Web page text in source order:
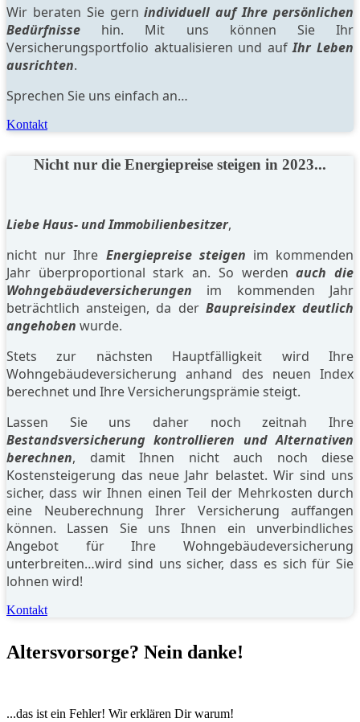
Wir beraten Sie gernindividuell auf Ihre persönlichen
Bedürfnisse hin. Mit uns können Sie Ihr
Versicherungsportfolio aktualisieren und aufIhr Leben
ausrichten.
Sprechen Sie uns einfach an…
Kontakt
Nicht nur die Energiepreise steigen in 2023...
Liebe Haus- und Immobilienbesitzer,
nicht nur Ihre Energiepreise steigen im kommenden
Jahr überproportional stark an. So werdenauch die
Wohngebäudeversicherungen im kommenden Jahr
beträchtlich ansteigen, da der Baupreisindex deutlich
angehoben wurde.
Stets zur nächsten Hauptfälligkeit wird Ihre
Wohngebäudeversicherung anhand des neuen Index
berechnet und Ihre Versicherungsprämie steigt.
Lassen Sie uns daher noch zeitnah Ihre
Bestandsversicherung kontrollieren und Alternativen
berechnen, damit Ihnen nicht auch noch diese
Kostensteigerung das neue Jahr belastet. Wir sind uns
sicher, dass wir Ihnen einen Teil der Mehrkosten durch
eine Neuberechnung Ihrer Versicherung auffangen
können. Lassen Sie uns Ihnen ein unverbindliches
Angebot für Ihre Wohngebäudeversicherung
unterbreiten…wird sind uns sicher, dass es sich für Sie
lohnen wird!
Kontakt
Alters­vorsorge? Nein danke!
...das ist ein Fehler! Wir erklären Dir warum!